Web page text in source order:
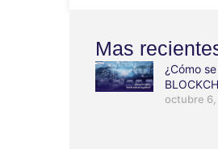
Mas
¿Cómo
octubre 6,